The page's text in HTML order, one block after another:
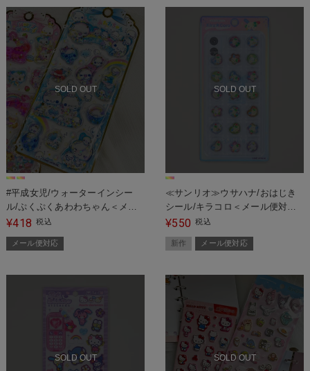
SOLD OUT
#平成女児/ウォーターインシー
ル/ぷくぷくあわわちゃん＜メー
ル便対応＞
¥418 税込
メール便対応
SOLD OUT
≪サンリオ≫ウサハナ/おはじき
シール/キラコロ＜メール便対応
＞
¥550 税込
新作 メール便対応
SOLD OUT SOLD OUT